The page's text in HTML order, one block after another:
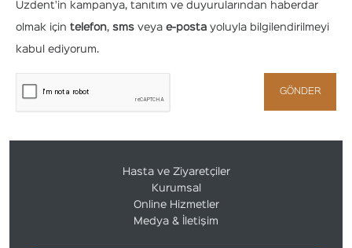
Uzdent'in kampanya, tanıtım ve duyurularından haberdar
olmak için telefon, sms veya e-posta yoluyla bilgilendirilmeyi
kabul ediyorum.
GÖNDER
Hasta ve Ziyaretçiler
Kurumsal
Online Hizmetler
Medya & İletişim